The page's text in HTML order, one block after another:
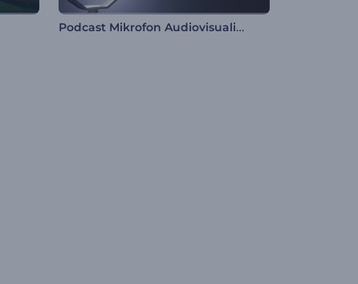
Podcast Mikrofon Audiovisualisierung